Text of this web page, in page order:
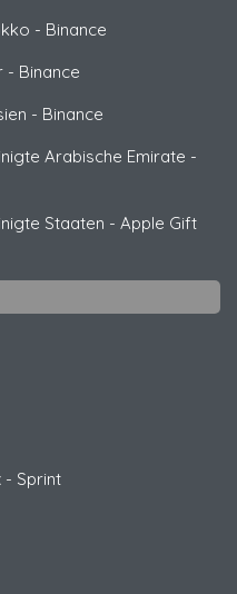
- Binance
- Binance
- Binance
Arabische Emirate -
Staaten - Apple Gift
- Sprint